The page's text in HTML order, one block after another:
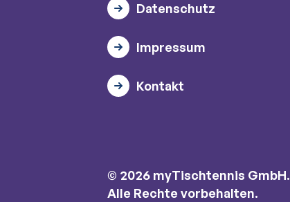
Datenschutz
Impressum
Kontakt
© 2026 myTischtennis GmbH.
Alle Rechte vorbehalten.